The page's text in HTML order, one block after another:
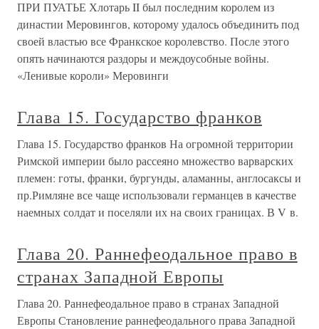
ПРИ ПУАТЬЕ Хлотарь II был последним королем из
династии Меровингов, которому удалось объединить под
своей властью все Франкское королевство. После этого
опять начинаются раздоры и междоусобные войны.
«Ленивые короли» Меровинги
Глава 15. Государство франков
Глава 15. Государство франков На огромной территории
Римской империи было рассеяно множество варварских
племен: готы, франки, бургунды, аламанны, англосаксы и
пр.Римляне все чаще использовали германцев в качестве
наемных солдат и поселяли их на своих границах. В V в.
Глава 20. Раннефеодальное право в
странах Западной Европы
Глава 20. Раннефеодальное право в странах Западной
Европы Становление раннефеодального права Западной